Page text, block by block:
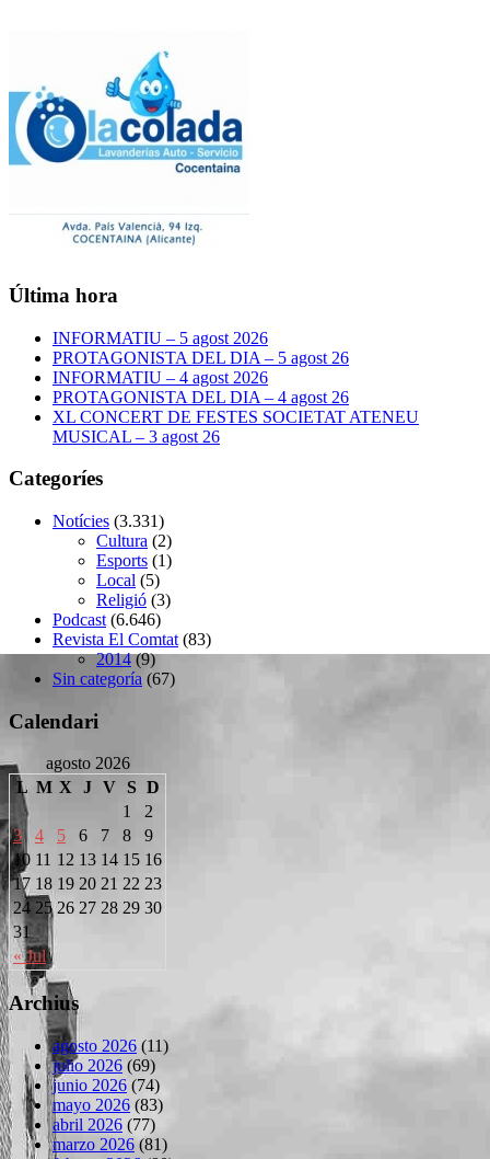
Última hora
INFORMATIU – 5 agost 2026
PROTAGONISTA DEL DIA – 5 agost 26
INFORMATIU – 4 agost 2026
PROTAGONISTA DEL DIA – 4 agost 26
XL CONCERT DE FESTES SOCIETAT ATENEU
MUSICAL – 3 agost 26
Categoríes
Notícies (3.331)
Cultura (2)
Esports (1)
Local (5)
Religió (3)
Podcast (6.646)
Revista El Comtat (83)
2014(9)
Sin categoría (67)
Calendari
agosto 2026
L M X J V S D
« Jul
1
2
3
4 5 6 7 8
9
10 11 12 13 14 15 16
17 18 19 20 21 22 23
24 25 26 27 28 29 30
31
Archius
agosto 2026 (11)
julio 2026 (69)
junio 2026 (74)
mayo 2026 (83)
abril 2026 (77)
marzo 2026 (81)